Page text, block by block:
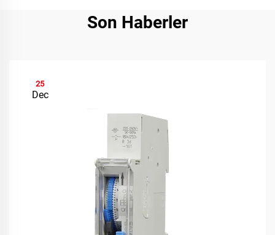
Son Haberler
25
Dec